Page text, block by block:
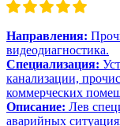
Направления:
видеодиагностика.
Специализация:
канализации,
коммерческих
Описание: Лев
аварийных